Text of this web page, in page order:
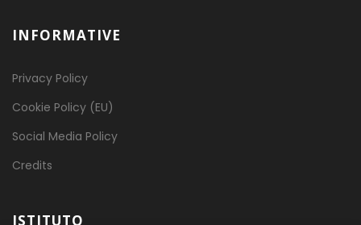
INFORMATIVE
Privacy Policy
Cookie Policy (EU)
Social Media Policy
Credits
ISTITUTO